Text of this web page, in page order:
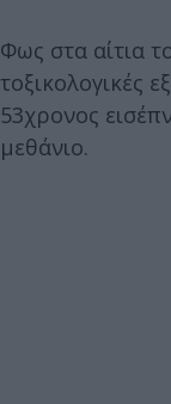
Φως στα αίτια
τοξικολογικές
53χρονος
μεθάνιο.